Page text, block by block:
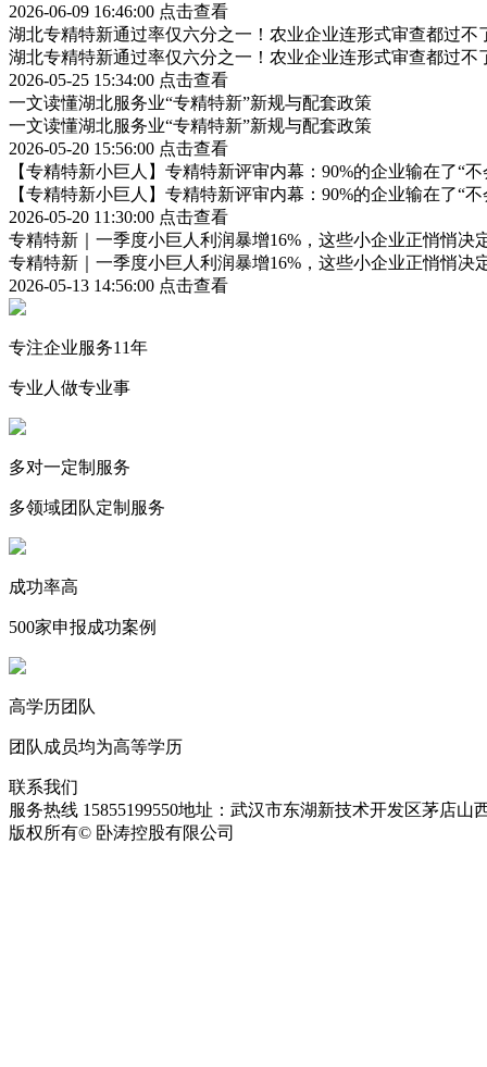
2026-06-09 16:46:00 点击查看
湖北专精特新通过率仅六分之一！农业企业连形式审查都过不
湖北专精特新通过率仅六分之一！农业企业连形式审查都过不
2026-05-25 15:34:00 点击查看
一文读懂湖北服务业“专精特新”新规与配套政策
一文读懂湖北服务业“专精特新”新规与配套政策
2026-05-20 15:56:00 点击查看
【专精特新小巨人】专精特新评审内幕：90%的企业输在了“
【专精特新小巨人】专精特新评审内幕：90%的企业输在了“
2026-05-20 11:30:00 点击查看
专精特新｜一季度小巨人利润暴增16%，这些小企业正悄悄决
专精特新｜一季度小巨人利润暴增16%，这些小企业正悄悄决
2026-05-13 14:56:00 点击查看
专注企业服务11年
专业人做专业事
多对一定制服务
多领域团队定制服务
成功率高
500家申报成功案例
高学历团队
团队成员均为高等学历
联系我们
服务热线 15855199550地址：武汉市东湖新技术开发区茅店山
版权所有© 卧涛控股有限公司